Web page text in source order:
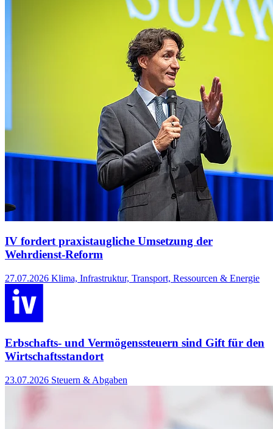
IV fordert praxistaugliche Umsetzung der
Wehrdienst-Reform
27.07.2026 Klima, Infrastruktur, Transport, Ressourcen & Energie
Erbschafts- und Vermögenssteuern sind Gift für den
Wirtschaftsstandort
23.07.2026 Steuern & Abgaben